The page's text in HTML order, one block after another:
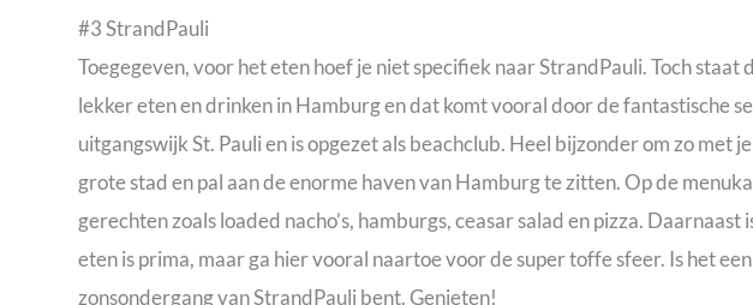
#3 StrandPauli
Toegegeven, voor het eten hoef je niet specifiek naar StrandPauli. Toch
lekker eten en drinken in Hamburg en dat komt vooral door de fantastische
uitgangswijk St. Pauli en is opgezet als beachclub. Heel bijzonder om zo met
grote stad en pal aan de enorme haven van Hamburg te zitten. Op de
gerechten zoals loaded nacho’s, hamburgs, ceasar salad en pizza.
eten is prima, maar ga hier vooral naartoe voor de super toffe sfeer. Is het
zonsondergang van StrandPauli bent. Genieten!